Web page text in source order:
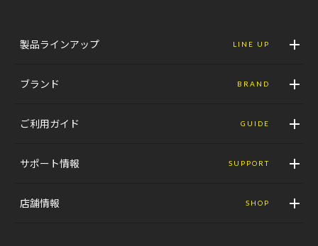
製品ラインアップ LINE UP
ブランド BRAND
ご利用ガイド GUIDE
サポート情報 SUPPORT
店舗情報 SHOP